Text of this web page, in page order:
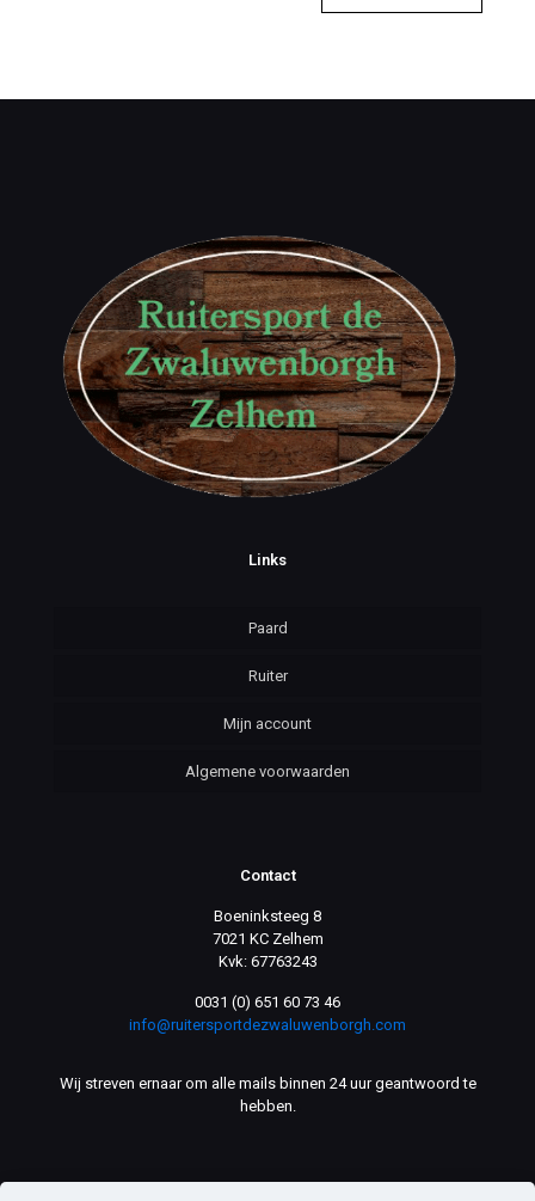
Links
Paard
Ruiter
Mijn account
Algemene voorwaarden
Contact
Boeninksteeg 8
7021 KC Zelhem
Kvk: 67763243
0031 (0) 651 60 73 46
info@ruitersportdezwaluwenborgh.com
Wij streven ernaar om alle mails binnen 24 uur geantwoord te
hebben.